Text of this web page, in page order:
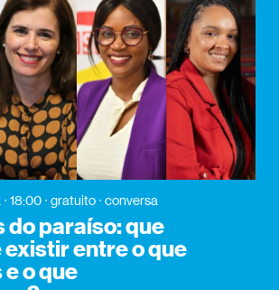
18:00 gratuito conversa
do paraíso: que
entre o que
o que